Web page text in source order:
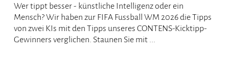
Wer tippt besser - künstliche Intelligenz oder ein
Mensch? Wir haben zur FIFA Fussball WM 2026 die Tipps
von zwei KIs mit den Tipps unseres CONTENS-Kicktipp-
Gewinners verglichen. Staunen Sie mit ...